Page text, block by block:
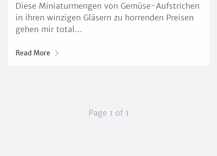
Diese Miniaturmengen von Gemüse-Aufstrichen
in ihren winzigen Gläsern zu horrenden Preisen
gehen mir total…
Read More
Page 1 of 1